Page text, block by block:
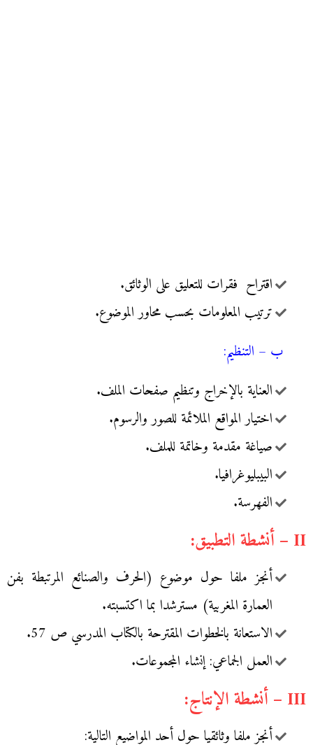
اقتراح فقرات للتعليق على الوثائق.
ترتيب المعلومات بحسب محاور الموضوع.
ب – التنظيم:
العناية بالإخراج وتنظيم صفحات الملف.
اختيار المواقع الملائمة للصور والرسوم.
صياغة مقدمة وخاتمة للملف.
البيبليوغرافيا.
الفهرسة.
II – أنشطة التطبيق:
أنجز ملفا حول موضوع (الحرف والصنائع المرتبطة بفن
العمارة المغربية) مسترشدا بما اكتسبته.
الاستعانة بالخطوات المقترحة بالكتاب المدرسي ص 57.
العمل الجماعي: إنشاء المجموعات.
III – أنشطة الإنتاج:
أنجز ملفا وثائقيا حول أحد المواضيع التالية: